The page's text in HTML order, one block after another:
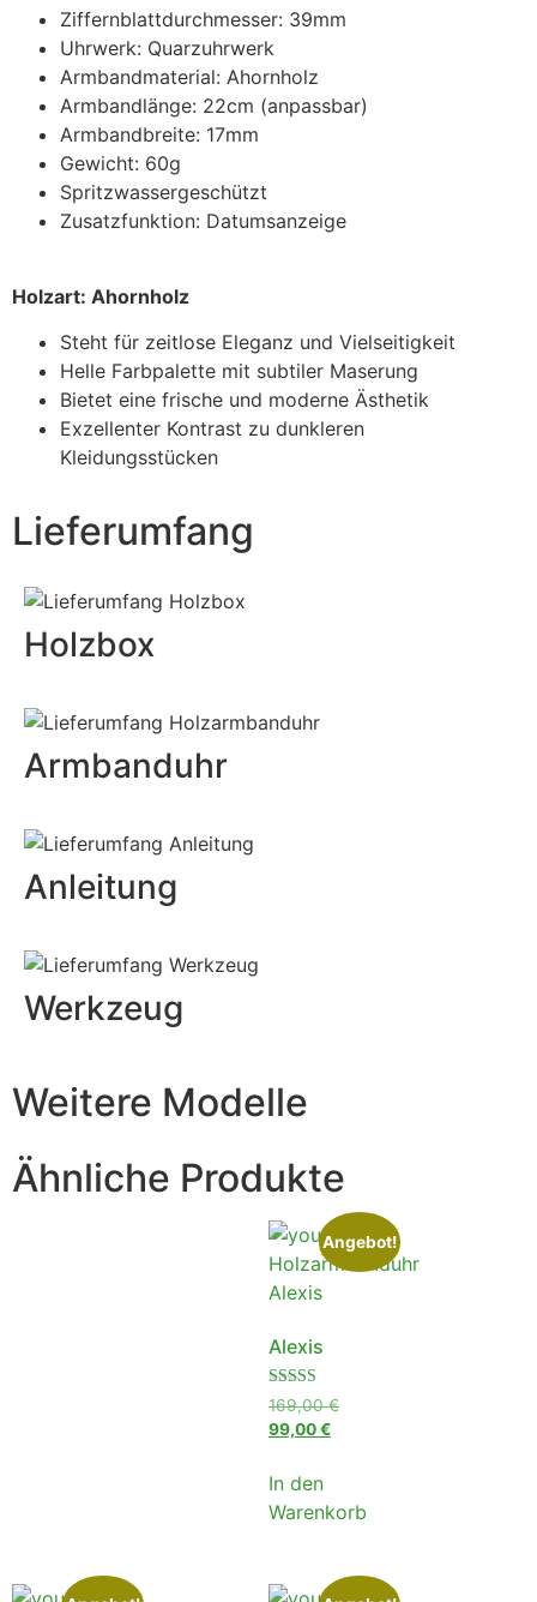
Ziffernblattdurchmesser: 39mm
Uhrwerk: Quarzuhrwerk
Armbandmaterial: Ahornholz
Armbandlänge: 22cm (anpassbar)
Armbandbreite: 17mm
Gewicht: 60g
Spritzwassergeschützt
Zusatzfunktion: Datumsanzeige
Holzart: Ahornholz
Steht für zeitlose Eleganz und Vielseitigkeit
Helle Farbpalette mit subtiler Maserung
Bietet eine frische und moderne Ästhetik
Exzellenter Kontrast zu dunkleren
Kleidungsstücken
Lieferumfang
Holzbox
Armbanduhr
Anleitung
Werkzeug
Weitere Modelle
Ähnliche Produkte
Angebot!
Alexis
Bewertet
mit
4.80
169,00€
99,00€
In den
Warenkorb